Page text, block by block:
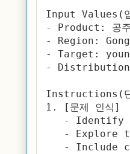
Input Values(
- Product: 공
- Region:
- Target:
-
Instructions(단
1. [문제 인
- Identify
- Explore
- Include